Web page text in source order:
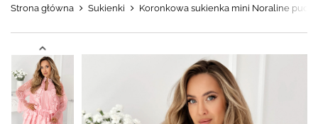
Strona główna Sukienki Koronkowa sukienka mini Noraline